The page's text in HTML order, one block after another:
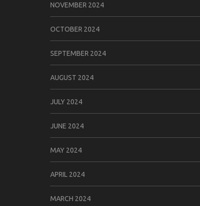
NOVEMBER 2024
OCTOBER 2024
SEPTEMBER 2024
AUGUST 2024
JULY 2024
JUNE 2024
MAY 2024
APRIL 2024
MARCH 2024